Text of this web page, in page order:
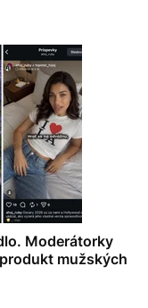
Moderátorky
mužských